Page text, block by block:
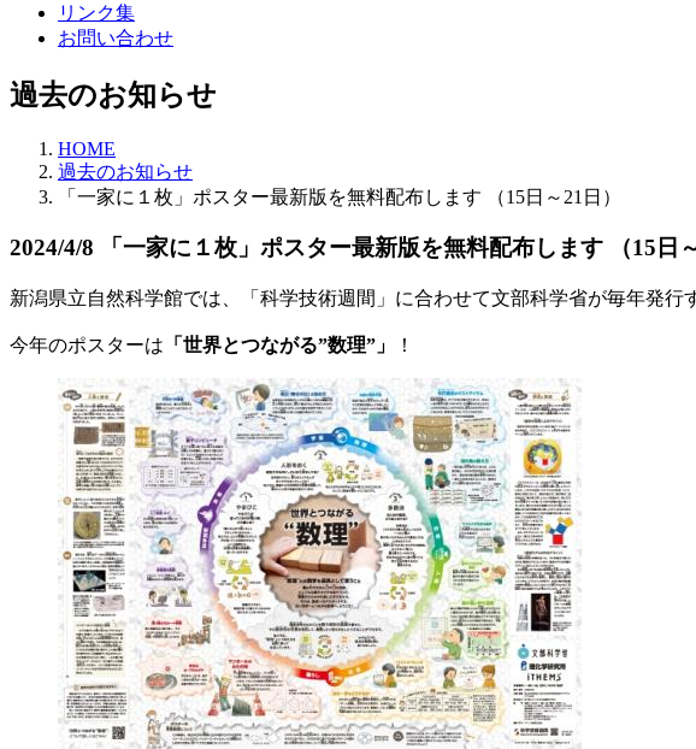
リンク集
お問い合わせ
過去のお知らせ
HOME
過去のお知らせ
「一家に１枚」ポスター最新版を無料配布します （15日～21日）
2024/4/8 「一家に１枚」ポスター最新版を無料配布します （15日
新潟県立自然科学館では、「科学技術週間」に合わせて文部科学省が毎年発
今年のポスターは 「世界とつながる”数理”」 ！